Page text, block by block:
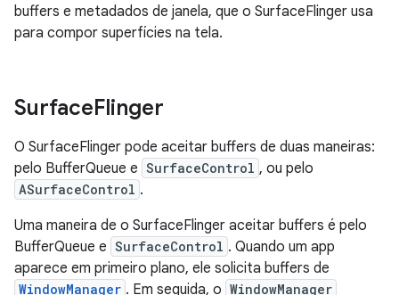
buffers e metadados de janela, que o SurfaceFlinger usa
para compor superfícies na tela.
SurfaceFlinger
O SurfaceFlinger pode aceitar buffers de duas maneiras:
pelo BufferQueue e SurfaceControl , ou pelo
ASurfaceControl .
Uma maneira de o SurfaceFlinger aceitar buffers é pelo
BufferQueue e SurfaceControl . Quando um app
aparece em primeiro plano, ele solicita buffers de
WindowManager . Em seguida, o WindowManager